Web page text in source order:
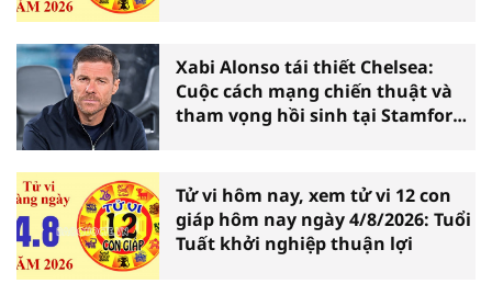
Xabi Alonso tái thiết Chelsea:
Cuộc cách mạng chiến thuật và
tham vọng hồi sinh tại Stamford
Tử vi hôm nay, xem tử vi 12 con
giáp hôm nay ngày 4/8/2026: Tuổi
Tuất khởi nghiệp thuận lợi